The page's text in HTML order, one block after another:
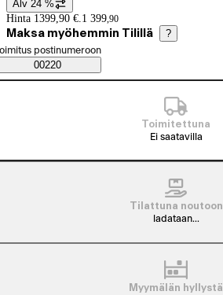
Hintatiedot
Alv 24 %
Hinta 1399,90 €. 1 399,90
Maksa myöhemmin Tilillä ?
Saatavuustiedot
tilaustapa
postinumeroon
00220
Toimitettuna
Ei saatavilla
Tilattuna noutoon
ladataan...
Myymälän hyllystä